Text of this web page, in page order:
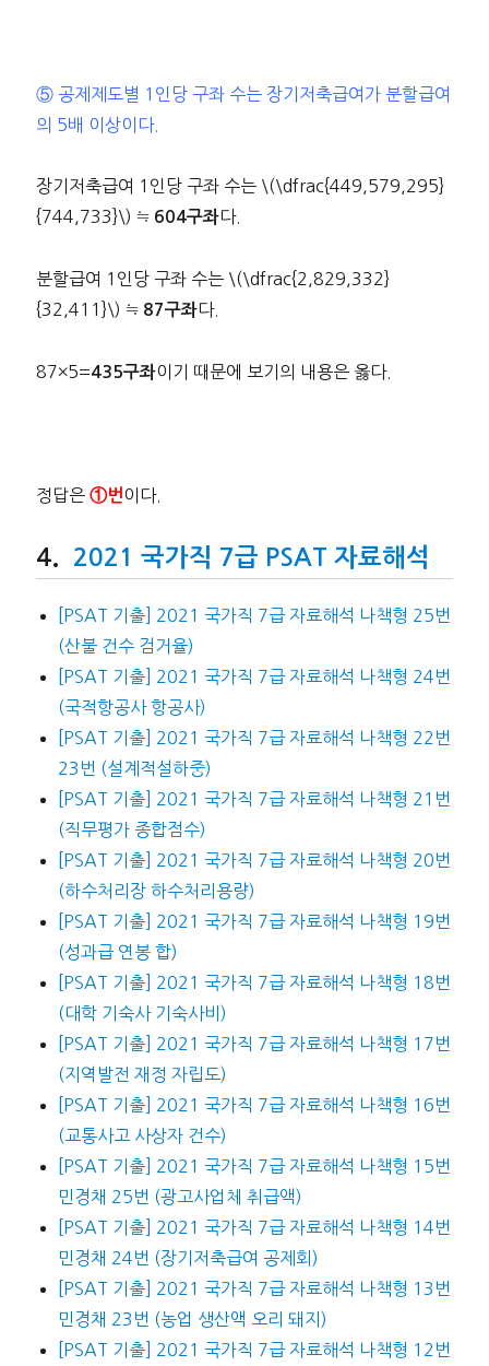
⑤ 공제제도별 1인당 구좌 수는 장기저축급여가 분할급여
의 5배 이상이다.
장기저축급여 1인당 구좌 수는 \(\dfrac{449,579,295}
{744,733}\) ≒ 604구좌다.
분할급여 1인당 구좌 수는 \(\dfrac{2,829,332}
{32,411}\) ≒ 87구좌다.
87×5=435구좌이기 때문에 보기의 내용은 옳다.
정답은 ①번 이다.
2021 국가직 7급 PSAT 자료해석
[PSAT 기출] 2021 국가직 7급 자료해석 나책형 25번
(산불 건수 검거율)
[PSAT 기출] 2021 국가직 7급 자료해석 나책형 24번
(국적항공사 항공사)
[PSAT 기출] 2021 국가직 7급 자료해석 나책형 22번
23번 (설계적설하중)
[PSAT 기출] 2021 국가직 7급 자료해석 나책형 21번
(직무평가 종합점수)
[PSAT 기출] 2021 국가직 7급 자료해석 나책형 20번
(하수처리장 하수처리용량)
[PSAT 기출] 2021 국가직 7급 자료해석 나책형 19번
(성과급 연봉 합)
[PSAT 기출] 2021 국가직 7급 자료해석 나책형 18번
(대학 기숙사 기숙사비)
[PSAT 기출] 2021 국가직 7급 자료해석 나책형 17번
(지역발전 재정 자립도)
[PSAT 기출] 2021 국가직 7급 자료해석 나책형 16번
(교통사고 사상자 건수)
[PSAT 기출] 2021 국가직 7급 자료해석 나책형 15번
민경채 25번 (광고사업체 취급액)
[PSAT 기출] 2021 국가직 7급 자료해석 나책형 14번
민경채 24번 (장기저축급여 공제회)
[PSAT 기출] 2021 국가직 7급 자료해석 나책형 13번
민경채 23번 (농업 생산액 오리 돼지)
[PSAT 기출] 2021 국가직 7급 자료해석 나책형 12번